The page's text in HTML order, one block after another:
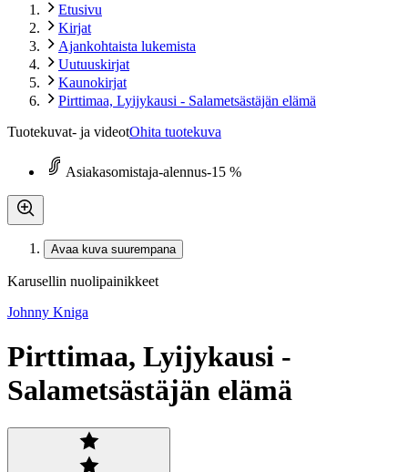
Etusivu
Kirjat
Ajankohtaista lukemista
Uutuuskirjat
Kaunokirjat
Pirttimaa, Lyijykausi - Salametsästäjän elämä
Tuotekuvat- ja videotOhita tuotekuva
Asiakasomistaja-alennus-15 %
Avaa kuva suurempana
Karusellin nuolipainikkeet
Johnny Kniga
Pirttimaa, Lyijykausi -
Salametsästäjän elämä